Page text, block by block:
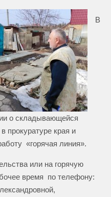
В
о складывающейся
прокуратуре края и
«горячая линия».
или на горячую
время по телефону: